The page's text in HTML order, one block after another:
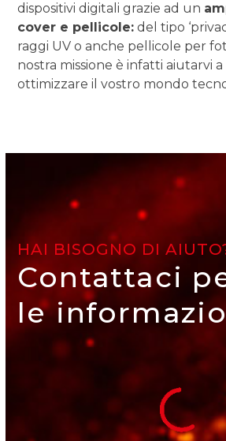
dispositivi digitali grazie ad un
cover e pellicole: del tipo
raggi UV o anche pellicole per
nostra missione è infatti aiutarvi
ottimizzare il vostro mondo
HAI BISOGNO DI
Contattaci
le